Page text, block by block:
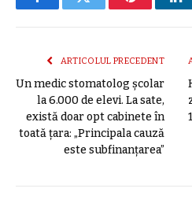
FacebookTwitter Pinterest
ARTICOLUL PRECEDENT
Un medic stomatolog școlar
la 6.000 de elevi. La sate,
există doar opt cabinete în
toată țara: „Principala cauză
este subfinanțarea”